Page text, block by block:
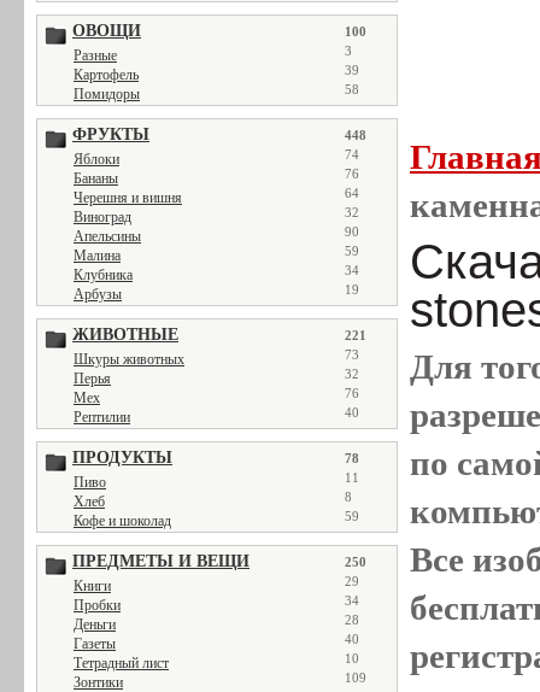
ОВОЩИ 100
Разные 3
Картофель 39
Помидоры 58
ФРУКТЫ 448
Яблоки 74
Бананы 76
Черешня и вишня 64
Виноград 32
Апельсины 90
Малина 59
Клубника 34
Арбузы 19
ЖИВОТНЫЕ 221
Шкуры животных 73
Перья 32
Мех 76
Рептилии 40
ПРОДУКТЫ 78
Пиво 11
Хлеб 8
Кофе и шоколад 59
ПРЕДМЕТЫ И ВЕЩИ 250
Книги 29
Пробки 34
Деньги 28
Газеты 40
Тетрадный лист 10
Зонтики 109
Для
по
Все